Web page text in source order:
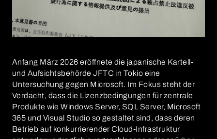
Anfang März 2026 eröffnete die japanische Kartell-
und Aufsichtsbehörde JFTC in Tokio eine
Untersuchung gegen Microsoft. Im Fokus steht der
Verdacht, dass die Lizenzbedingungen für zentrale
Produkte wie Windows Server, SQL Server, Microsoft
365 und Visual Studio so gestaltet sind, dass deren
Betrieb auf konkurrierender Cloud-Infrastruktur